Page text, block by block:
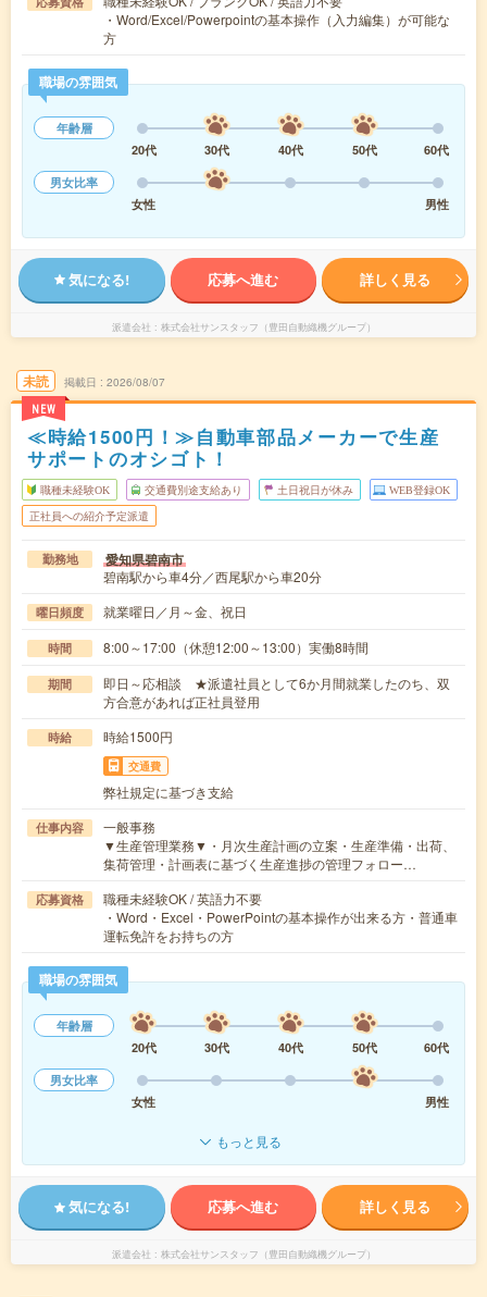
・Word/Excel/Powerpointの基本操作（入力編集）が可能な
方
職場の雰囲気
年齢層
20代
30代 40代 50代
60代
男女比率
女性
男性
気になる! 応募へ進む 詳しく見る
派遣会社 株式会社サンスタッフ（豊田自動織機グループ）
未読
NEW
掲載日 2026/08/07
≪時給1500円！≫自動車部品メーカーで生産
サポートのオシゴト！
職種未経験OK 交通費別途支給あり 土日祝日が休み WEB登録OK
正社員への紹介予定派遣
勤務地 愛知県碧南市
碧南駅から車4分／西尾駅から車20分
曜日頻度 就業曜日／月～金、祝日
時間 8:00～17:00（休憩12:00～13:00）実働8時間
期間
即日～応相談 ★派遣社員として6か月間就業したのち、双
方合意があれば正社員登用
時給 時給1500円
交通費
弊社規定に基づき支給
仕事内容
一般事務
▼生産管理業務▼・月次生産計画の立案・生産準備・出荷、
集荷管理・計画表に基づく生産進捗の管理フォロー…
応募資格
職種未経験OK / 英語力不要
・Word・Excel・PowerPointの基本操作が出来る方・普通車
運転免許をお持ちの方
職場の雰囲気
年齢層
20代
30代 40代 50代
60代
男女比率
女性
男性
もっと見る
気になる! 応募へ進む 詳しく見る
派遣会社 株式会社サンスタッフ（豊田自動織機グループ）